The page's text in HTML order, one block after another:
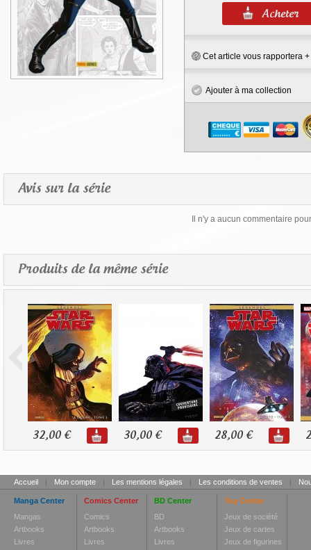
Cet article vous rapportera +
Ajouter à ma collection
Avis sur la série
Il n'y a aucun commentaire
Produits de la même série
32,00 € 30,00 € 28,00 €
Accueil | Mon compte | Les mentions légales | Les conditions de ventes |
Manga Center
Mangas
Artbooks
Livres
Comics Center
Comics
Artbooks
Livres
BD Center
BD
Artbooks
Livres
Toy Center
Jeux de société
Jeux de cartes
Jeux de figurines